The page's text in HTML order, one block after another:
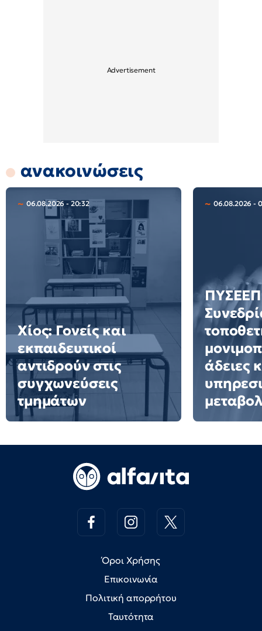
ανακοινώσεις
06.08.2026 - 20:32
Χίος: Γονείς και
εκπαιδευτικοί
αντιδρούν στις
συγχωνεύσεις
τμημάτων
06.08.2026 -
ΠΥΣΕΕΠ
άδειες
Όροι Χρήσης
Επικοινωνία
Πολιτική απορρήτου
Ταυτότητα